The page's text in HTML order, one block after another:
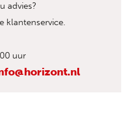
advies?
klantenservice.
uur